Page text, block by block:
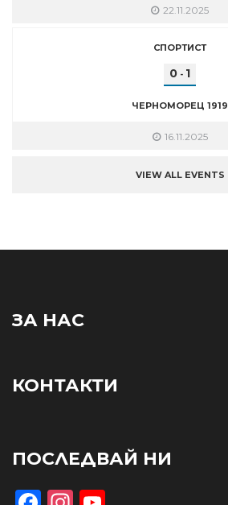
22.11.2025
СПОРТИСТ
0 - 1
ЧЕРНОМОРЕЦ 1919
16.11.2025
VIEW ALL EVENTS
ЗА НАС
КОНТАКТИ
ПОСЛЕДВАЙ НИ